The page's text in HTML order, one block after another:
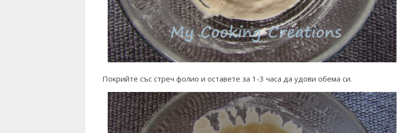
Покрийте със стреч фолио и оставете за 1-3 часа да удови обема си.